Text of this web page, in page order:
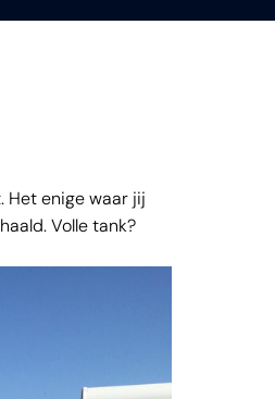
Het enige waar jij
Volle tank?